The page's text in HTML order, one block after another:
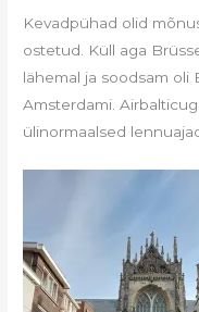
Kevadpühad olid
ostetud. Küll aga
lähemal ja soodsam oli
Amsterdami.
ülinormaalsed